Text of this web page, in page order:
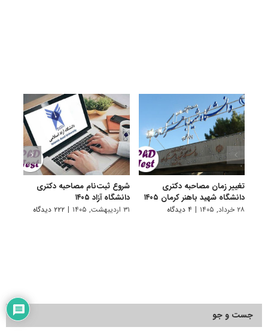
تغییر زمان مصاحبه دکتری
دانشگاه شهید باهنر کرمان ۱۴۰۵
۲۸ خرداد, ۱۴۰۵ | ۴ دیدگاه
شروع ثبت‌نام مصاحبه دکتری
دانشگاه آزاد ۱۴۰۵
۳۱ اردیبهشت, ۱۴۰۵ | ۲۲۲ دیدگاه
جست و جو